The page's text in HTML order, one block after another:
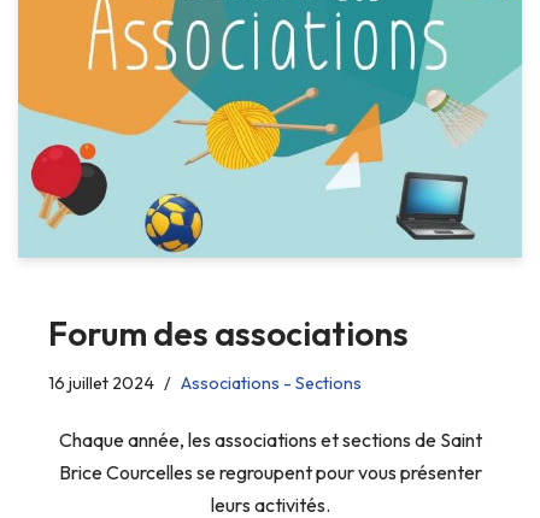
Forum des associations
16 juillet 2024 Associations - Sections
Chaque année, les associations et sections de Saint
Brice Courcelles se regroupent pour vous présenter
leurs activités.